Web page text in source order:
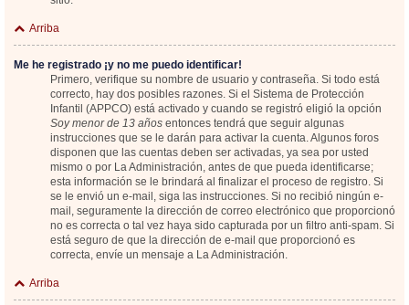
Arriba
Me he registrado ¡y no me puedo identificar!
Primero, verifique su nombre de usuario y contraseña. Si todo está
correcto, hay dos posibles razones. Si el Sistema de Protección
Infantil (APPCO) está activado y cuando se registró eligió la opción
Soy menor de 13 años entonces tendrá que seguir algunas
instrucciones que se le darán para activar la cuenta. Algunos foros
disponen que las cuentas deben ser activadas, ya sea por usted
mismo o por La Administración, antes de que pueda identificarse;
esta información se le brindará al finalizar el proceso de registro. Si
se le envió un e-mail, siga las instrucciones. Si no recibió ningún e-
mail, seguramente la dirección de correo electrónico que proporcionó
no es correcta o tal vez haya sido capturada por un filtro anti-spam. Si
está seguro de que la dirección de e-mail que proporcionó es
correcta, envíe un mensaje a La Administración.
Arriba